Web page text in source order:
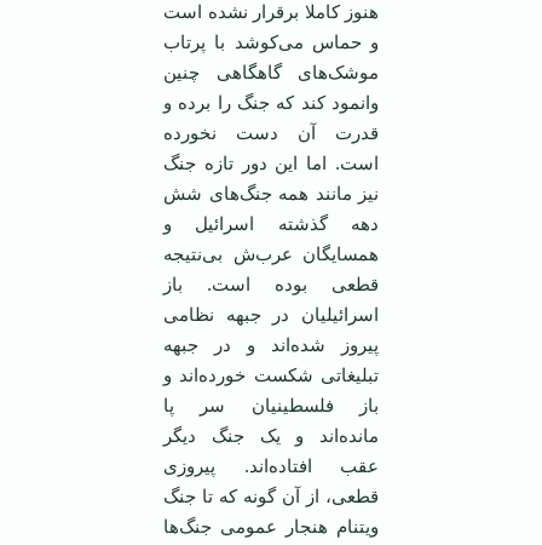
هنوز کاملا برقرار نشده است
و حماس می‌کوشد با پرتاب
موشک‌های گاهگاهی چنین
وانمود کند که جنگ را برده و
قدرت آن دست نخورده
است. اما این دور تازه جنگ
نیز مانند همه جنگ‌های شش
دهه گذشته اسرائیل و
همسایگان عرب‌ش بی‌نتیجه
قطعی بوده است. باز
اسرائیلیان در جبهه نظامی
‌پیروز شده‌اند و در جبهه
تبلیغاتی شکست خورده‌اند و
باز فلسطینیان سر پا
مانده‌اند و یک جنگ دیگر
عقب افتاده‌اند. پیروزی
قطعی، از آن گونه که تا جنگ
ویتنام هنجار عمومی ‌جنگ‌ها